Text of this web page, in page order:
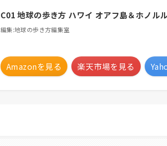
C01 地球の歩き方 ハワイ オアフ島＆ホノルル
編集:地球の歩き方編集室
Amazonを見る 楽天市場を見る